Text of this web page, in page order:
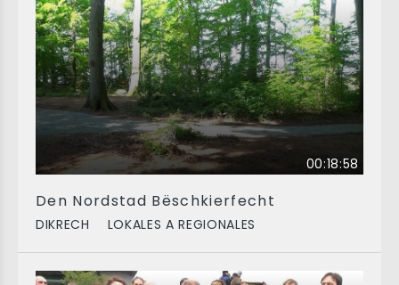
00:18:58
Den Nordstad Bëschkierfecht
DIKRECH LOKALES A REGIONALES